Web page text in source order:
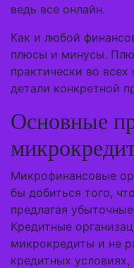
ведь все онлайн.
Как и любой
плюсы и минусы.
практически во всех
детали конкретной
Основные
Микрофинансовые
бы добиться того,
предлагая
Кредитные
микрокредиты и не
кредитных